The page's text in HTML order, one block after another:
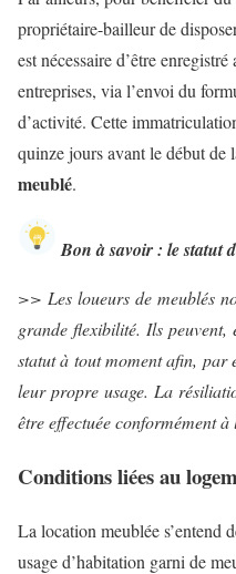
propriétaire-bailleur de
est nécessaire d’être
entreprises, via l’envoi du
d’activité. Cette
quinze jours avant le début de
meublé.
Bon à savoir : le statut
>> Les loueurs de meublés
grande flexibilité. Ils
statut à tout moment afin, par
leur propre usage. La
être effectuée conformément
Conditions liées au
La location meublée s’entend
usage d’habitation garni de